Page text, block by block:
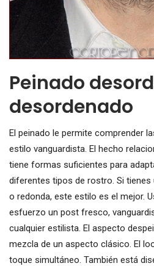
Peinado
desordenado
El peinado le permite comprender
estilo vanguardista. El hecho
tiene formas suficientes para
diferentes tipos de rostro. Si tienes
o redonda, este estilo es el mejor.
esfuerzo un post fresco,
cualquier estilista. El aspecto
mezcla de un aspecto clásico. El
toque simultáneo. También está